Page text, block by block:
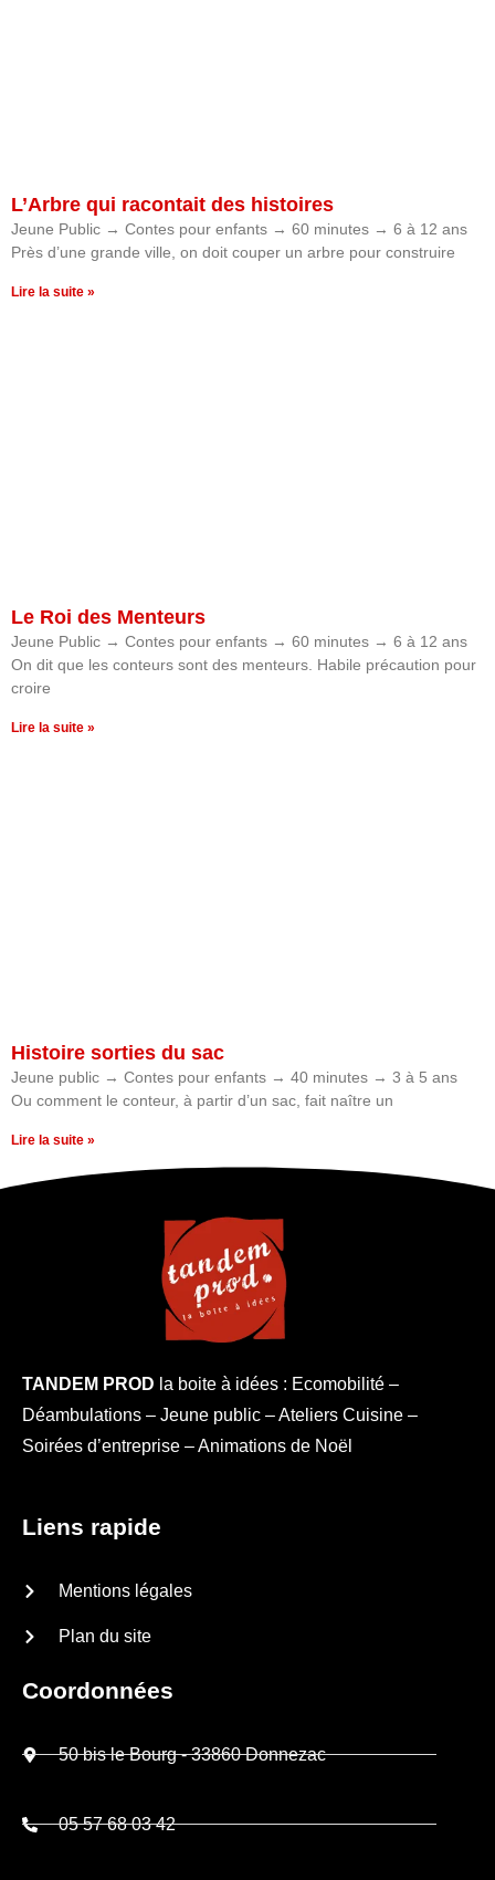
L’Arbre qui racontait des histoires
Jeune Public → Contes pour enfants → 60 minutes → 6 à 12 ans
Près d’une grande ville, on doit couper un arbre pour construire
Lire la suite »
Le Roi des Menteurs
Jeune Public → Contes pour enfants → 60 minutes → 6 à 12 ans
On dit que les conteurs sont des menteurs. Habile précaution pour
croire
Lire la suite »
Histoire sorties du sac
Jeune public → Contes pour enfants → 40 minutes → 3 à 5 ans
Ou comment le conteur, à partir d’un sac, fait naître un
Lire la suite »
TANDEM PROD la boite à idées : Ecomobilité –
Déambulations – Jeune public – Ateliers Cuisine –
Soirées d’entreprise – Animations de Noël
Liens rapide
Mentions légales
Plan du site
Coordonnées
50 bis le Bourg - 33860 Donnezac
05 57 68 03 42